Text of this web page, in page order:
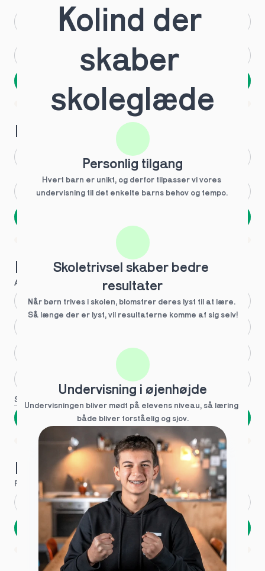
IB EUX
Andet Ved ikke
Spring over
1 ud af 9 for at finde den rette tutor
Hvilken årgang?
2.g Andet
Spring over
1 ud af 9 for at finde den rette tutor
Hvilke behov?
Anbefalet til dig
Fagligt boost
Se flere
Næste
Spring over
1 ud af 9 for at finde den rette tutor
Hvad hedder du?
Fornavn Efternavn*
Næste
Opbevares sikkert - oplysninger deles aldrig
1 ud af 9 for at finde den rette tutor
Kolind der
skaber
skoleglæde
Personlig tilgang
Hvert barn er unikt, og derfor tilpasser vi vores
undervisning til det enkelte barns behov og tempo.
Skoletrivsel skaber bedre
resultater
Når børn trives i skolen, blomstrer deres lyst til at lære.
Så længe der er lyst, vil resultaterne komme af sig selv!
Undervisning i øjenhøjde
Undervisningen bliver mødt på elevens niveau, så læring
både bliver forståelig og sjov.